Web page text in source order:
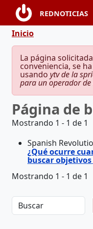
Pasar al contenido
REDNOTICIAS
Ruta de navegación
Inicio
Mensaje de error
La página
conveniencia, se
usando ytv de la
para un operador
Página de
Mostrando 1 - 1 de 1
Spanish
¿Qué ocurre
buscar
Mostrando 1 - 1 de 1